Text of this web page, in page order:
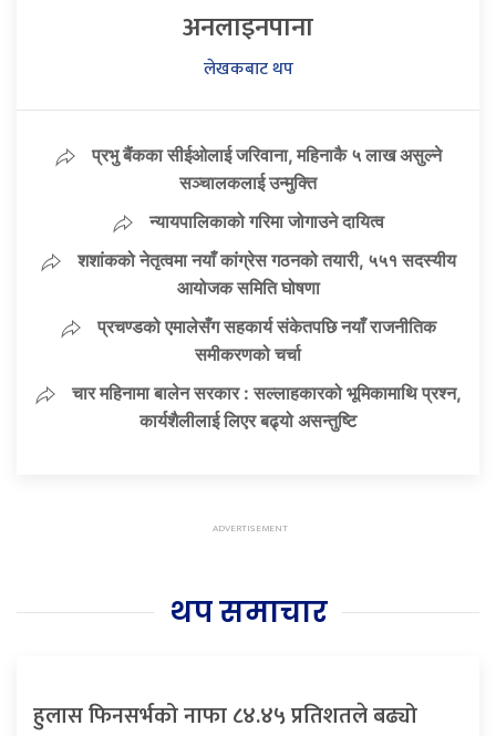
अनलाइनपाना
लेखकबाट थप
प्रभु बैंकका सीईओलाई जरिवाना, महिनाकै ५ लाख असुल्ने
सञ्चालकलाई उन्मुक्ति
न्यायपालिकाको गरिमा जोगाउने दायित्व
शशांकको नेतृत्वमा नयाँ कांग्रेस गठनको तयारी, ५५१ सदस्यीय
आयोजक समिति घोषणा
प्रचण्डको एमालेसँग सहकार्य संकेतपछि नयाँ राजनीतिक
समीकरणको चर्चा
चार महिनामा बालेन सरकार : सल्लाहकारको भूमिकामाथि प्रश्न,
कार्यशैलीलाई लिएर बढ्यो असन्तुष्टि
थप समाचार
हुलास फिनसर्भको नाफा ८४.४५ प्रतिशतले बढ्यो